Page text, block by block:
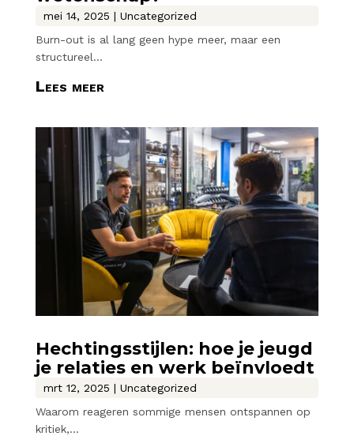
mei 14, 2025 | Uncategorized
Burn-out is al lang geen hype meer, maar een
structureel...
Lees meer
Hechtingsstijlen: hoe je jeugd
je relaties en werk beïnvloedt
mrt 12, 2025 | Uncategorized
Waarom reageren sommige mensen ontspannen op
kritiek,...